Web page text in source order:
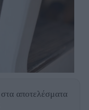
στα αποτελέσματα